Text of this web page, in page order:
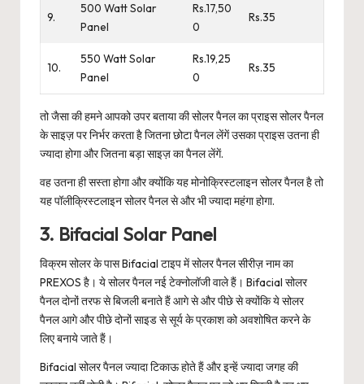
9.
500 Watt Solar
Panel
Rs.17,50
0
Rs.35
10.
550 Watt Solar
Panel
Rs.19,25
0
Rs.35
तो जैसा की हमने आपको उपर बताया की सोलर पैनल का प्राइस सोलर पैनल
के साइज़ पर निर्भर करता है जितना छोटा पैनल लेंगें उसका प्राइस उतना ही
ज्यादा होगा और जितना बड़ा साइज़ का पैनल लेंगें.
वह उतना ही सस्ता होगा और क्योंकि यह मोनोक्रिस्टलाइन सोलर पैनल है तो
यह पॉलीक्रिस्टलाइन सोलर पैनल से और भी ज्यादा महंगा होगा.
3. Bifacial Solar Panel
विक्रम सोलर के पास Bifacial टाइप में सोलर पैनल सीरीज़ नाम का
PREXOS है। ये सोलर पैनल नई टेक्नोलॉजी वाले हैं। Bifacial सोलर
पैनल दोनों तरफ से बिजली बनाते हैं आगे से और पीछे से क्योंकि ये सोलर
पैनल आगे और पीछे दोनों साइड से सूर्य के प्रकाश को अवशोषित करने के
लिए बनाये जाते हैं।
Bifacial सोलर पैनल ज्यादा टिकाऊ होते हैं और इन्हें ज्यादा जगह की